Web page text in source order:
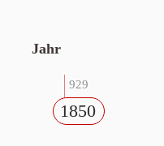
Jahr
929
1850